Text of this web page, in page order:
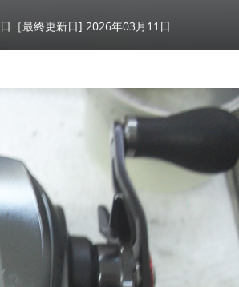
［最終更新日] 2026年03月11日